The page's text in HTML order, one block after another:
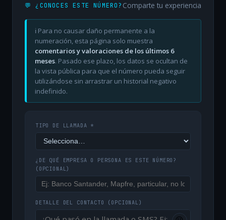
💬 ¿CONOCES ESTE NÚMERO? Comparte tu experiencia
ℹ️ Para no causar daño permanente a la
numeración, esta página solo muestra
comentarios y valoraciones de los últimos 6
meses. Pasado ese plazo, los datos se ocultan de
la vista pública para que el número pueda seguir
utilizándose sin arrastrar un historial negativo
indefinido.
TIPO DE LLAMADA *
¿DE QUÉ EMPRESA O PERSONA ES ESTE NÚMERO?
(OPCIONAL)
DETALLE DEL CONTACTO (OPCIONAL)